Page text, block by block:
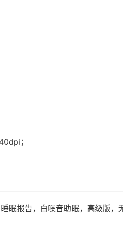
；
眠报告，白噪音助眠，高级版，